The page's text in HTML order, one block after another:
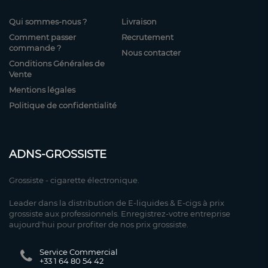
Qui sommes-nous ?
Comment passer
commande ?
Conditions Générales de
Vente
Mentions légales
Politique de confidentialité
Livraison
Recrutement
Nous contacter
ADNS-GROSSISTE
Grossiste - cigarette électronique.
Leader dans la distribution de E-liquides & E-cigs à prix
grossiste aux professionnels. Enregistrez-votre entreprise
aujourd'hui pour profiter de nos prix grossiste.
Service Commercial
+33 1 64 80 54 42